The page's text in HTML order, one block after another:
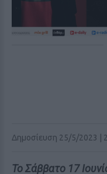
Δημοσίευση 25/5/2023 |
Το Σάββατο 17